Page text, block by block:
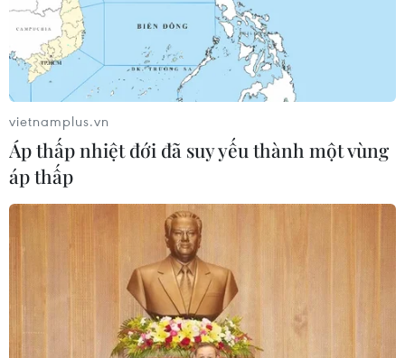
Xác nhận có người sống sót trong vụ rơi
máy bay tại Colombia
vietnamplus.vn
Áp thấp nhiệt đới đã suy yếu thành một vùng
áp thấp